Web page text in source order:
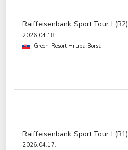
Raiffeisenbank Sport Tour I (R2)
2026.04.18.
Green Resort Hruba Borsa
Raiffeisenbank Sport Tour I (R1)
2026.04.17.